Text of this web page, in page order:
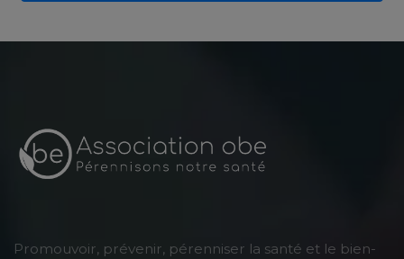
Promouvoir, prévenir, pérenniser la santé et le bien-